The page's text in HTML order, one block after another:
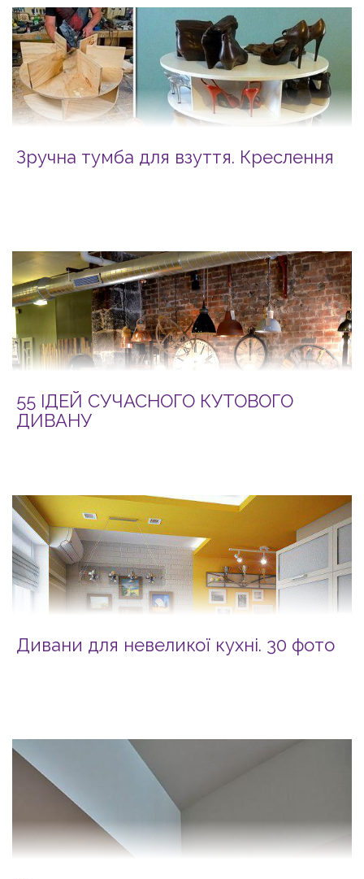
Зручна тумба для взуття. Креслення
55 ІДЕЙ СУЧАСНОГО КУТОВОГО
ДИВАНУ
Дивани для невеликої кухні. 30 фото